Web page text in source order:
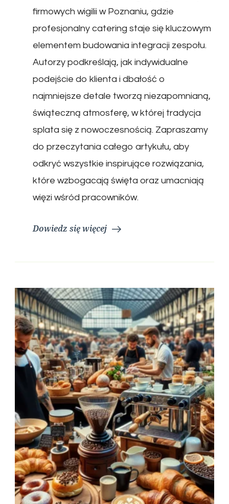
firmowych wigilii w Poznaniu, gdzie
profesjonalny catering staje się kluczowym
elementem budowania integracji zespołu.
Autorzy podkreślają, jak indywidualne
podejście do klienta i dbałość o
najmniejsze detale tworzą niezapomnianą,
świąteczną atmosferę, w której tradycja
splata się z nowoczesnością. Zapraszamy
do przeczytania całego artykułu, aby
odkryć wszystkie inspirujące rozwiązania,
które wzbogacają święta oraz umacniają
więzi wśród pracowników.
Dowiedz się więcej